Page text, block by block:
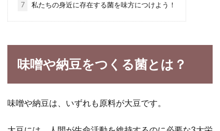
は、白米に比...
レンジでどうにかできる？
るため、試してみたものの失敗してしまうこと
7 私たちの身近に存在する菌を味方につけよう！
味噌や納豆をつくる菌とは？
味噌や納豆は、いずれも原料が大豆です。